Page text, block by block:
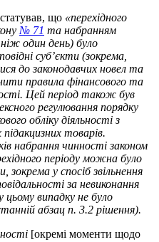
що «перехідного
№ 71 та набранням
один день) було
суб’єкти (зокрема,
до законодавчих новел та
правила фінансового та
Цей період також був
регулювання порядку
обліку діяльності з
підакцизних товарів.
набрання чинності законом
періоду можна було
у спосіб звільнення
за невиконання
цьому випадку не було
абзац п. 3.2 рішення).
[окремі моменти щодо